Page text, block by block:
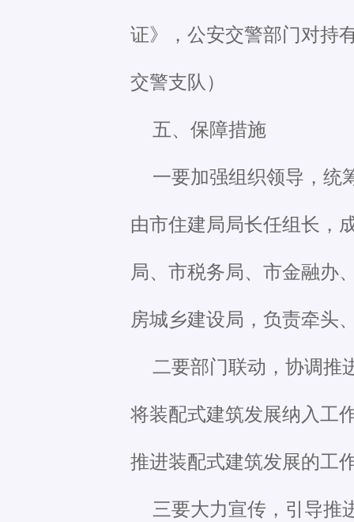
证》，公安交警部门对持
交警支队）
五、保障措施
一要加强组织领导，统
由市住建局局长任组长，
局、市税务局、市金融办
房城乡建设局，负责牵头
二要部门联动，协调推
将装配式建筑发展纳入工
推进装配式建筑发展的工
三要大力宣传，引导推